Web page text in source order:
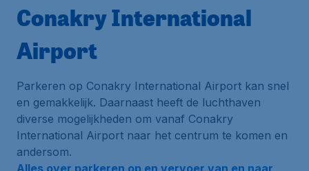
Conakry International
Airport
Parkeren op Conakry International Airport kan snel
en gemakkelijk. Daarnaast heeft de luchthaven
diverse mogelijkheden om vanaf Conakry
International Airport naar het centrum te komen en
andersom.
Alles over parkeren op en vervoer van en naar